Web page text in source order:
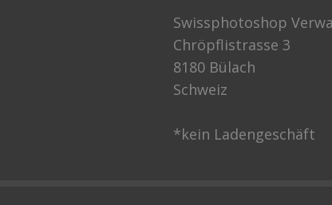
Swissphotoshop
Chröpflistrasse 3
8180 Bülach
Schweiz
*kein Ladengeschäft